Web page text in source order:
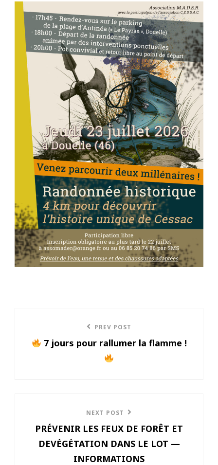
Post
PREV POST
7 jours pour rallumer la flamme !
Post
NEXT POST
PRÉVENIR LES FEUX DE FORÊT ET
DEVÉGÉTATION DANS LE LOT —
INFORMATIONS